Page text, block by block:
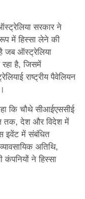
सरकार ने
में हिस्सा लेने की
जब ऑस्ट्रेलिया
है, जिसमें
राष्ट्रीय पैवेलियन
कि चौथे सीआईएससीई
तक, देश और विदेश में
इवेंट में संबंधित
अतिथि,
ने हिस्सा